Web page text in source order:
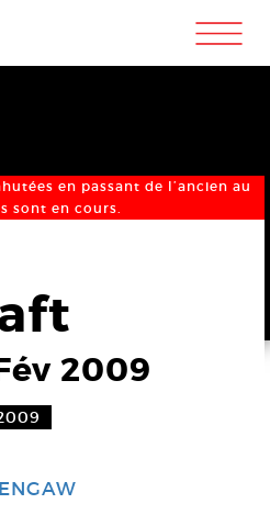
m
en passant de l’ancien au
sont en cours.
2009